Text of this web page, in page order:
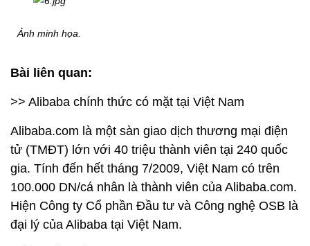
Ảnh minh họa.
Bài liên quan:
>> Alibaba chính thức có mặt tại Việt Nam
Alibaba.com là một sàn giao dịch thương mại điện
tử (TMĐT) lớn với 40 triệu thành viên tại 240 quốc
gia. Tính đến hết tháng 7/2009, Việt Nam có trên
100.000 DN/cá nhân là thành viên của Alibaba.com.
Hiện Công ty Cổ phần Đầu tư và Công nghệ OSB là
đại lý của Alibaba tại Việt Nam.